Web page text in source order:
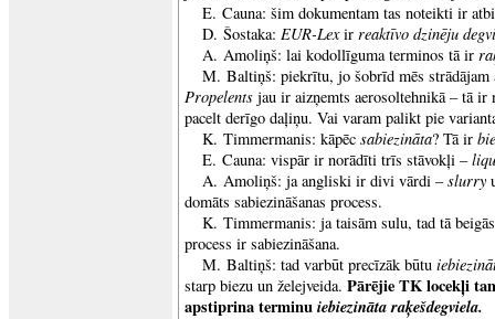
E. Cauna: šim dokumentam tas noteikti ir
D. Šostaka: EUR-Lexir reaktīvo dzinēju
A. Amoliņš: lai kodollīguma terminos tā ir
M. Baltiņš: piekrītu, jo šobrīd mēs strādājam
Propelents jau ir aizņemts aerosoltehnikā – tā ir
pacelt derīgo daļiņu. Vai varam palikt pie
K. Timmermanis: kāpēc sabiezināta? Tā ir
E. Cauna: vispār ir norādīti trīs stāvokļi –
A. Amoliņš: ja angliski ir divi vārdi –slurry
domāts sabiezināšanas process.
K. Timmermanis: ja taisām sulu, tad tā
process ir sabiezināšana.
M. Baltiņš: tad varbūt precīzāk būtu
starp biezu un želejveida. Pārējie TK locekļi
apstiprina terminuiebiezināta raķešdegviela.